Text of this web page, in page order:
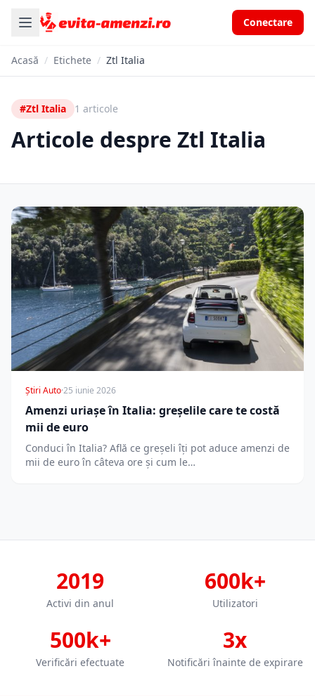
Conectare
Acasă / Etichete / Ztl Italia
#Ztl Italia 1 articole
Articole despre Ztl Italia
Știri Auto·25 iunie 2026
Amenzi uriașe în Italia: greșelile care te costă
mii de euro
Conduci în Italia? Află ce greșeli îți pot aduce amenzi de
mii de euro în câteva ore și cum le…
2019
Activi din anul
600k+
Utilizatori
500k+
Verificări efectuate
3x
Notificări înainte de expirare